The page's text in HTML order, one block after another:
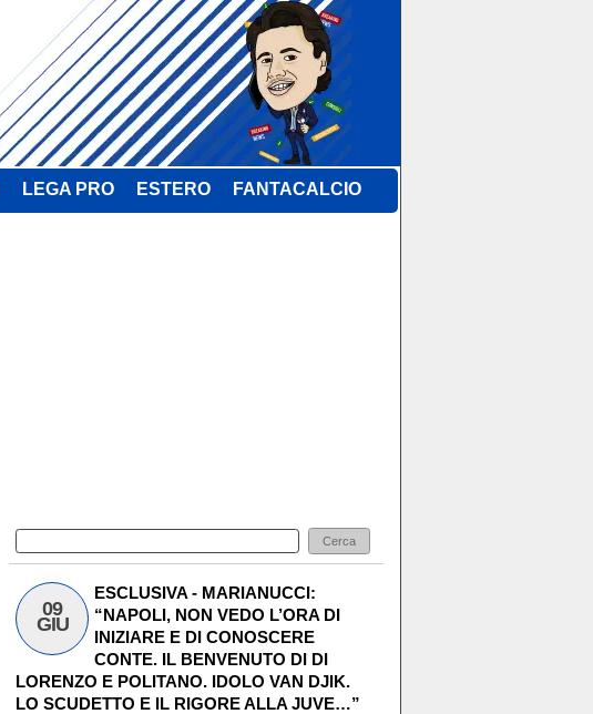
LEGA PRO ESTERO FANTACALCIO
09
GIU
ESCLUSIVA - MARIANUCCI:
“NAPOLI, NON VEDO L’ORA DI
INIZIARE E DI CONOSCERE
CONTE. IL BENVENUTO DI DI
LORENZO E POLITANO. IDOLO VAN DJIK.
LO SCUDETTO E IL RIGORE ALLA JUVE…”